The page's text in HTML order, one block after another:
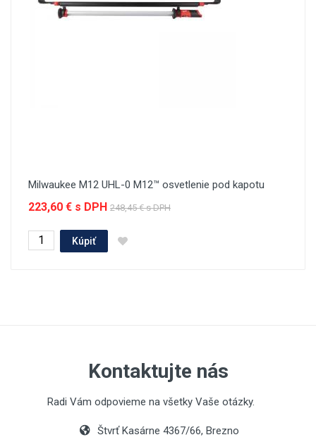
Milwaukee M12 UHL-0 M12™ osvetlenie pod kapotu
223,60 € s DPH 248,45 € s DPH
Kúpiť
Kontaktujte nás
Radi Vám odpovieme na všetky Vaše otázky.
Štvrť Kasárne 4367/66, Brezno